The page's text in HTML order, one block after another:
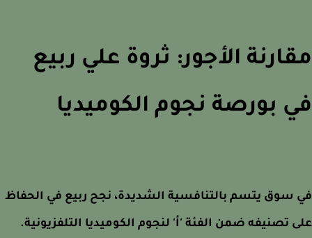
الأجور: ثروة علي ربيع
بورصة نجوم الكوميديا
سوق يتسم بالتنافسية الشديدة، نجح ربيع في الحفاظ
تصنيفه ضمن الفئة 'أ' لنجوم الكوميديا التلفزيونية.